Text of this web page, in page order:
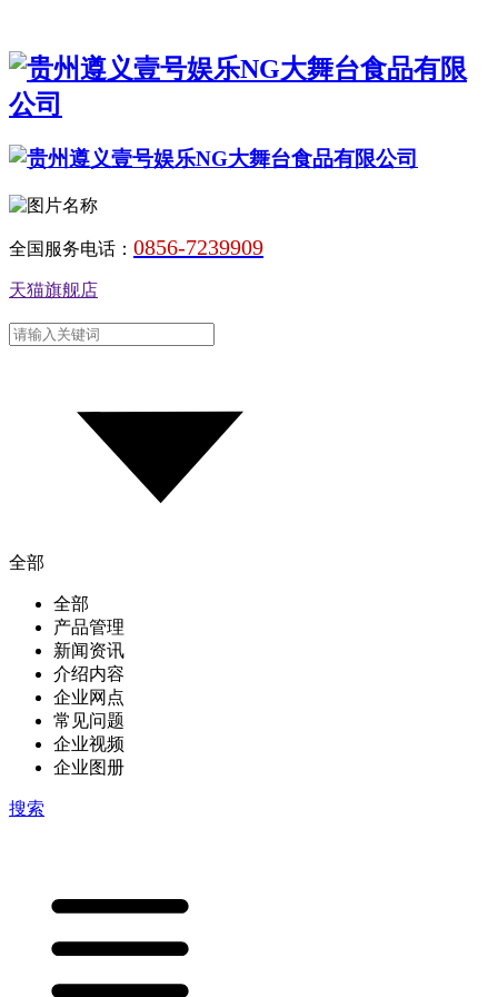
全国服务电话： 0856-7239909
天猫旗舰店
全部
全部
产品管理
新闻资讯
介绍内容
企业网点
常见问题
企业视频
企业图册
搜索